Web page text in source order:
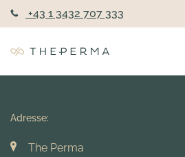
+43 1 3432 707 333
Adresse:
The Perma